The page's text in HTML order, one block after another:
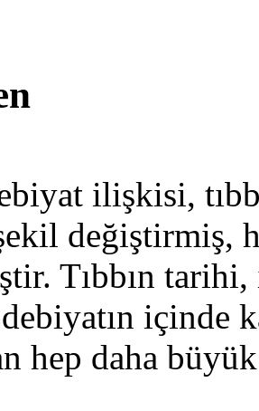
ilişkisi,
değiştirmiş,
Tıbbın
içinde
hep daha